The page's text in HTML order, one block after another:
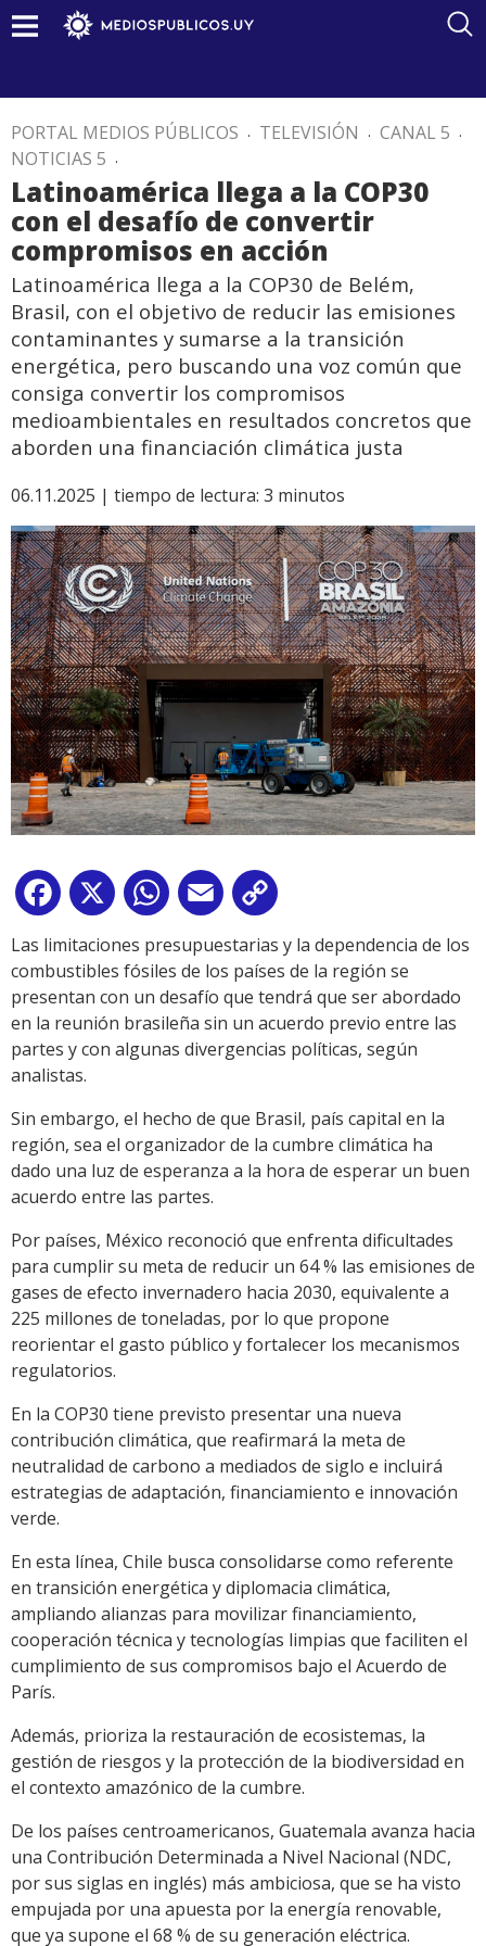
PORTAL MEDIOS PÚBLICOS . TELEVISIÓN . CANAL 5 .
NOTICIAS 5 .
Latinoamérica llega a la COP30
con el desafío de convertir
compromisos en acción
Latinoamérica llega a la COP30 de Belém,
Brasil, con el objetivo de reducir las emisiones
contaminantes y sumarse a la transición
energética, pero buscando una voz común que
consiga convertir los compromisos
medioambientales en resultados concretos que
aborden una financiación climática justa
06.11.2025 | tiempo de lectura: 3 minutos
Facebook
X WhatsApp
Email
Link
Las limitaciones presupuestarias y la dependencia de los
combustibles fósiles de los países de la región se
presentan con un desafío que tendrá que ser abordado
en la reunión brasileña sin un acuerdo previo entre las
partes y con algunas divergencias políticas, según
analistas.
Sin embargo, el hecho de que Brasil, país capital en la
región, sea el organizador de la cumbre climática ha
dado una luz de esperanza a la hora de esperar un buen
acuerdo entre las partes.
Por países, México reconoció que enfrenta dificultades
para cumplir su meta de reducir un 64 % las emisiones de
gases de efecto invernadero hacia 2030, equivalente a
225 millones de toneladas, por lo que propone
reorientar el gasto público y fortalecer los mecanismos
regulatorios.
En la COP30 tiene previsto presentar una nueva
contribución climática, que reafirmará la meta de
neutralidad de carbono a mediados de siglo e incluirá
estrategias de adaptación, financiamiento e innovación
verde.
En esta línea, Chile busca consolidarse como referente
en transición energética y diplomacia climática,
ampliando alianzas para movilizar financiamiento,
cooperación técnica y tecnologías limpias que faciliten el
cumplimiento de sus compromisos bajo el Acuerdo de
París.
Además, prioriza la restauración de ecosistemas, la
gestión de riesgos y la protección de la biodiversidad en
el contexto amazónico de la cumbre.
De los países centroamericanos, Guatemala avanza hacia
una Contribución Determinada a Nivel Nacional (NDC,
por sus siglas en inglés) más ambiciosa, que se ha visto
empujada por una apuesta por la energía renovable,
que ya supone el 68 % de su generación eléctrica.